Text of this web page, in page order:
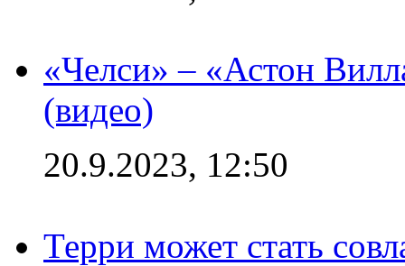
«Челси» – «Астон
(видео)
20.9.2023, 12:50
Терри может стать